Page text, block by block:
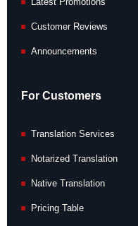
Customer Reviews
Announcements
For Customers
Translation Services
Notarized Translation
Native Translation
Pricing Table